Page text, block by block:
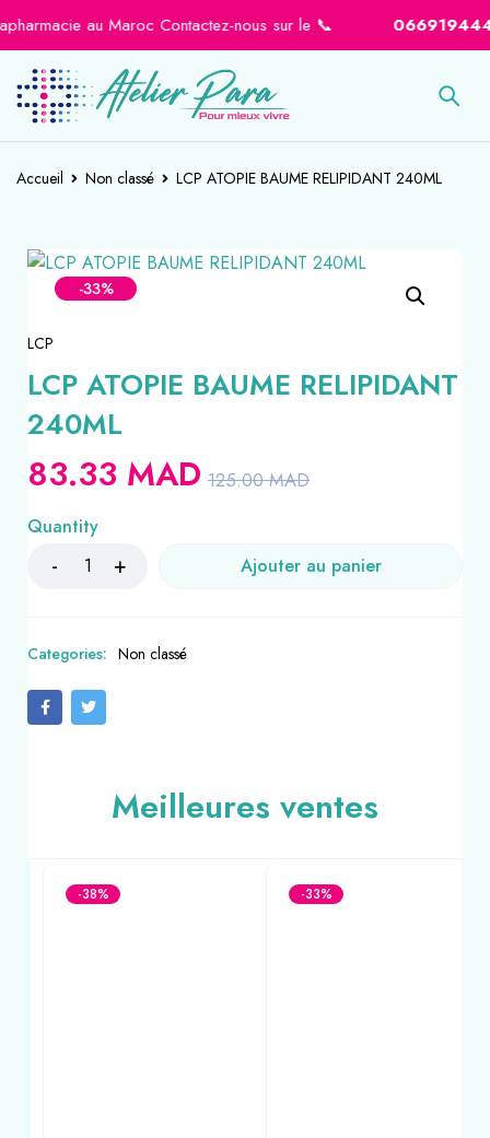
au Maroc Contactez-nous sur le 📞 0669194441-
Accueil Non classé LCP ATOPIE BAUME RELIPIDANT 240ML
-33%
LCP
LCP ATOPIE BAUME RELIPIDANT
240ML
125.00MAD
83.33 MAD
Quantity
Ajouter au panier
Categories: Non classé
Meilleures ventes
-38% -33%